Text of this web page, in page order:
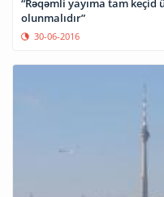
“Rəqəmli yayıma tam keçid
olunmalıdır”
30-06-2016